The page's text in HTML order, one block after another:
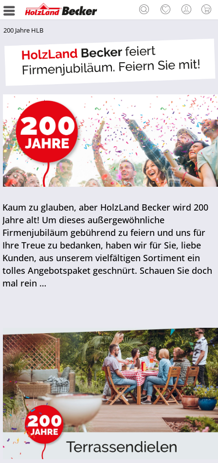
200 Jahre HLB
Kaum zu glauben, aber HolzLand Becker wird 200
Jahre alt! Um dieses außergewöhnliche
Firmenjubiläum gebührend zu feiern und uns für
Ihre Treue zu bedanken, haben wir für Sie, liebe
Kunden, aus unserem vielfältigen Sortiment ein
tolles Angebotspaket geschnürt. Schauen Sie doch
mal rein …